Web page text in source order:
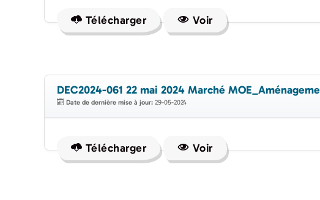
Télécharger Voir
DEC2024-061 22 mai 2024 Marché
Date de dernière mise à jour: 29-05-2024
Télécharger Voir